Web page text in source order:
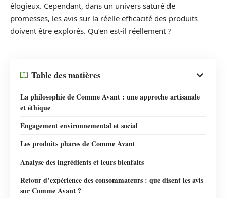
élogieux. Cependant, dans un univers saturé de
promesses, les avis sur la réelle efficacité des produits
doivent être explorés. Qu’en est-il réellement ?
Table des matières
La philosophie de Comme Avant : une approche artisanale
et éthique
Engagement environnemental et social
Les produits phares de Comme Avant
Analyse des ingrédients et leurs bienfaits
Retour d’expérience des consommateurs : que disent les avis
sur Comme Avant ?